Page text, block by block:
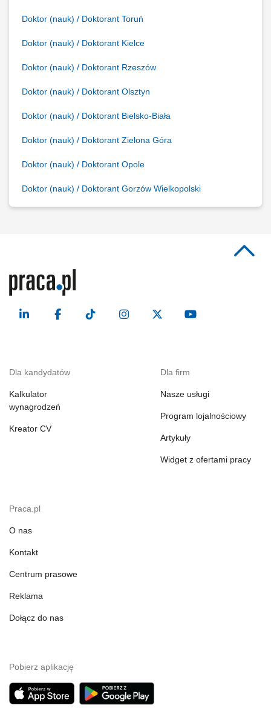
Doktor (nauk) / Doktorant Toruń
Doktor (nauk) / Doktorant Kielce
Doktor (nauk) / Doktorant Rzeszów
Doktor (nauk) / Doktorant Olsztyn
Doktor (nauk) / Doktorant Bielsko-Biała
Doktor (nauk) / Doktorant Zielona Góra
Doktor (nauk) / Doktorant Opole
Doktor (nauk) / Doktorant Gorzów Wielkopolski
Dla kandydatów
Kalkulator
wynagrodzeń
Kreator CV
Dla firm
Nasze usługi
Program lojalnościowy
Artykuły
Widget z ofertami pracy
Praca.pl
O nas
Kontakt
Centrum prasowe
Reklama
Dołącz do nas
Pobierz aplikację